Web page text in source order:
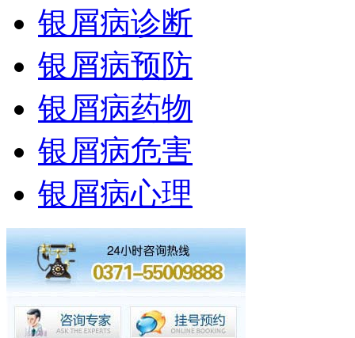
银屑病诊断
银屑病预防
银屑病药物
银屑病危害
银屑病心理